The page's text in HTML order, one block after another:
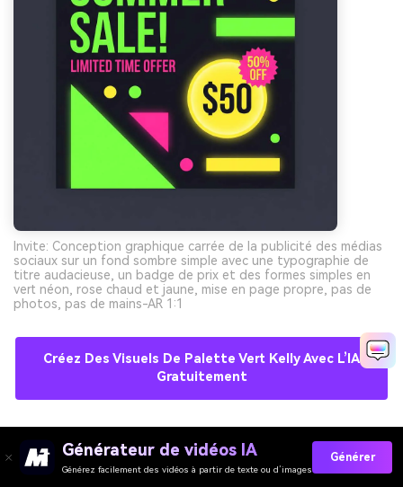
Invite: Conception graphique carrée de la publicité des médias
sociaux sur un fond sombre simple avec une typographie de
titre audacieuse, un badge de prix et des formes simples en
vert néon, rose chaud et jaune, mise en page propre, pas de
photos, pas de mains-AR 1:1
Créez Des Visuels De Palette Vert Kelly Avec L’IA
Gratuitement
10) Bannière d'encre Olive
Générateur de vidéos IA
Générez facilement des vidéos à partir de texte ou d’images
Générer